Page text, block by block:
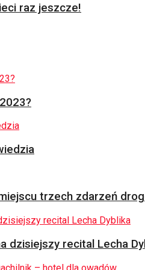
raz jeszcze!
trzech zdarzeń
dzisiejszy recital Lecha